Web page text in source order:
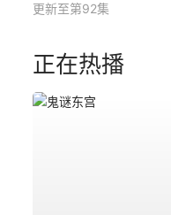
更新至第92集
正在热播